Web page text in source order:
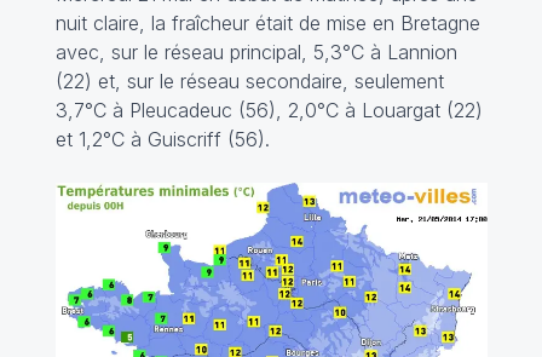
nuit claire, la fraîcheur était de mise en Bretagne
avec, sur le réseau principal, 5,3°C à Lannion
(22) et, sur le réseau secondaire, seulement
3,7°C à Pleucadeuc (56), 2,0°C à Louargat (22)
et 1,2°C à Guiscriff (56).